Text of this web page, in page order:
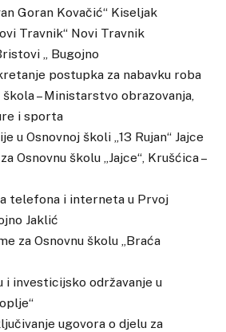
Goran Kovačić“ Kiseljak
Travnik“ Novi Travnik
„ Bugojno
postupka za nabavku roba
– Ministarstvo obrazovanja,
i sporta
u Osnovnoj školi „13 Rujan“ Jajce
Osnovnu školu „Jajce“, Krušćica –
telefona i interneta u Prvoj
Jaklić
za Osnovnu školu „Braća
i investicijsko održavanje u
ugovora o djelu za